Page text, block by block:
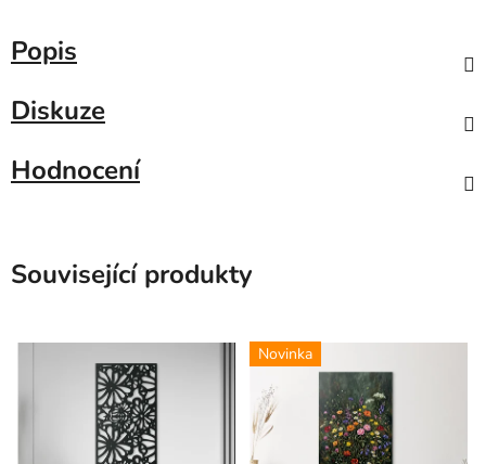
Popis
Diskuze
Hodnocení
Související produkty
Novinka